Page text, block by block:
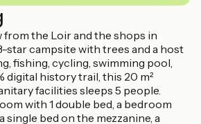
from the Loir and the shops in
star campsite with trees and a host
fishing, cycling, swimming pool,
digital history trail, this 20 m²
facilities sleeps 5 people.
with 1 double bed, a bedroom
single bed on the mezzanine, a